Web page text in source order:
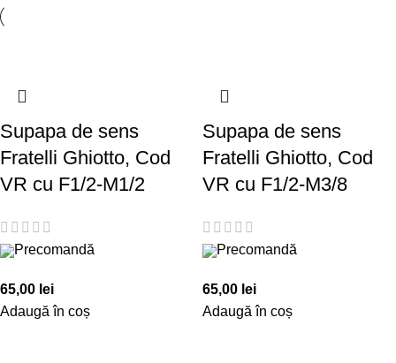
Supapa de sens
Fratelli Ghiotto, Cod
VR cu F1/2-M1/2
Precomandă
65,00 lei
Adaugă în coș
Supapa de sens
Fratelli Ghiotto, Cod
VR cu F1/2-M3/8
Precomandă
65,00 lei
Adaugă în coș